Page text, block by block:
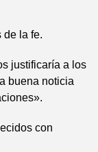
de la fe.
justificaría a los
buena noticia
con